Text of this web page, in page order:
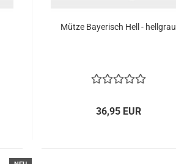
Mütze Bayerisch Hell - hellgrau
36,95 EUR